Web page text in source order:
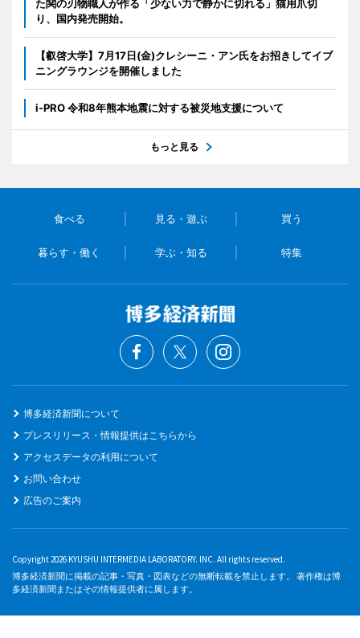
た関の刃物職人が作る「少ない力で静かに切れる」猫用爪切
り、国内発売開始。
【叡啓大学】7月17日(金)クレシーニ・アン氏をお招きしてイブ
ニングラウンジを開催しました
i-PRO 令和8年熊本地震に対する被災地支援について
もっと見る
食べる 見る・遊ぶ 買う
暮らす・働く 学ぶ・知る 特集
博多経済新聞について
プレスリリース・情報提供はこちらから
アクセスデータの利用について
お問い合わせ
広告のご案内
Copyright 2026 KYUSHU INTERMEDIA LABORATORY. INC. All rights reserved.
博多経済新聞に掲載の記事・写真・図表などの無断転載を禁止します。 著作権は博
多経済新聞またはその情報提供者に属します。